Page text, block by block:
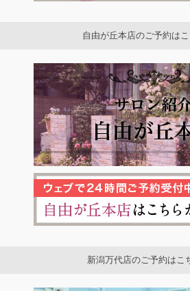
自由が丘本店のご予約は
新潟万代店のご予約はこ